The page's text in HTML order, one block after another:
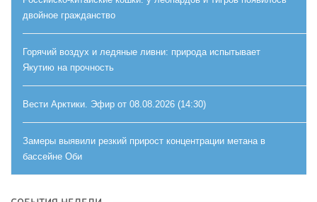
двойное гражданство
Горячий воздух и ледяные ливни: природа испытывает
Якутию на прочность
Вести Арктики. Эфир от 08.08.2026 (14:30)
Замеры выявили резкий прирост концентрации метана в
бассейне Оби